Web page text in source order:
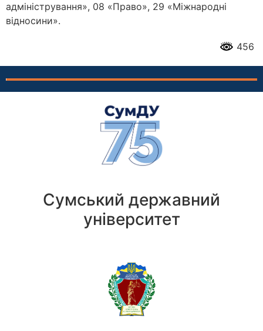
адміністрування», 08 «Право», 29 «Міжнародні
відносини».
456
Сумський державний
університет